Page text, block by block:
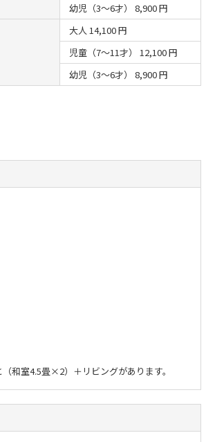
幼児（3～6才） 8,900 円
大人 14,100 円
児童（7～11才） 12,100 円
幼児（3～6才） 8,900 円
和室4.5畳×2）＋リビングがあります。